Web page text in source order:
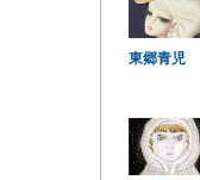
東郷青児